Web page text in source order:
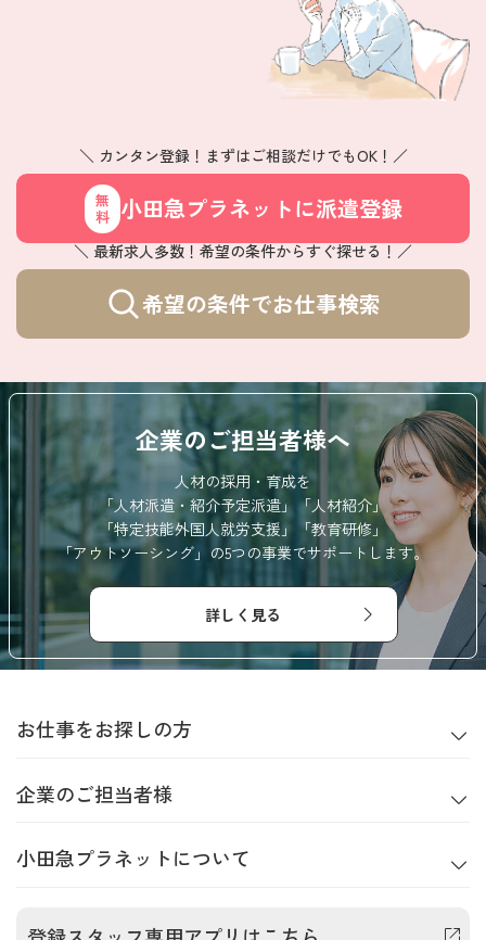
＼ カンタン登録！まずはご相談だけでもOK！／
無料 小田急プラネットに派遣登録
＼ 最新求人多数！希望の条件からすぐ探せる！／
希望の条件でお仕事検索
企業のご担当者様へ
人材の採用・育成を
「人材派遣・紹介予定派遣」「人材紹介」
「特定技能外国人就労支援」
「教育研修」
「アウトソーシング」の5つの事業でサポートします。
詳しく見る
お仕事をお探しの方
企業のご担当者様
小田急プラネットについて